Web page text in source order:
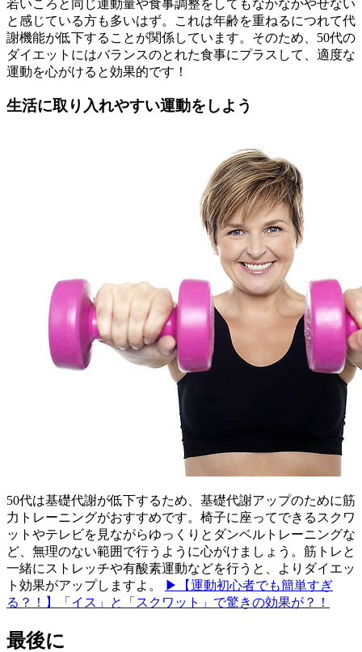
若いころと同じ運動量や食事調整をしてもなかなかやせない
と感じている方も多いはず。これは年齢を重ねるにつれて代
謝機能が低下することが関係しています。そのため、50代の
ダイエットにはバランスのとれた食事にプラスして、適度な
運動を心がけると効果的です！
生活に取り入れやすい運動をしよう
50代は基礎代謝が低下するため、基礎代謝アップのために筋
力トレーニングがおすすめです。椅子に座ってできるスクワ
ットやテレビを見ながらゆっくりとダンベルトレーニングな
ど、無理のない範囲で行うように心がけましょう。筋トレと
一緒にストレッチや有酸素運動などを行うと、よりダイエッ
ト効果がアップしますよ。
▶【運動初心者でも簡単すぎ
る？！】「イス」と「スクワット」で驚きの効果が？！
最後に